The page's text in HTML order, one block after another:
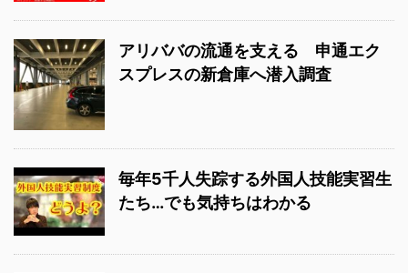
アリババの流通を支える 申通エク
スプレスの新倉庫へ潜入調査
毎年5千人失踪する外国人技能実習生
たち…でも気持ちはわかる